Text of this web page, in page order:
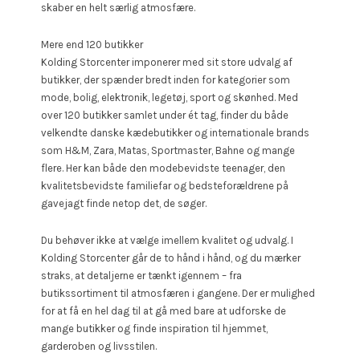
skaber en helt særlig atmosfære.
Mere end 120 butikker
Kolding Storcenter imponerer med sit store udvalg af
butikker, der spænder bredt inden for kategorier som
mode, bolig, elektronik, legetøj, sport og skønhed. Med
over 120 butikker samlet under ét tag, finder du både
velkendte danske kædebutikker og internationale brands
som H&M, Zara, Matas, Sportmaster, Bahne og mange
flere. Her kan både den modebevidste teenager, den
kvalitetsbevidste familiefar og bedsteforældrene på
gavejagt finde netop det, de søger.
Du behøver ikke at vælge imellem kvalitet og udvalg. I
Kolding Storcenter går de to hånd i hånd, og du mærker
straks, at detaljerne er tænkt igennem – fra
butikssortiment til atmosfæren i gangene. Der er mulighed
for at få en hel dag til at gå med bare at udforske de
mange butikker og finde inspiration til hjemmet,
garderoben og livsstilen.